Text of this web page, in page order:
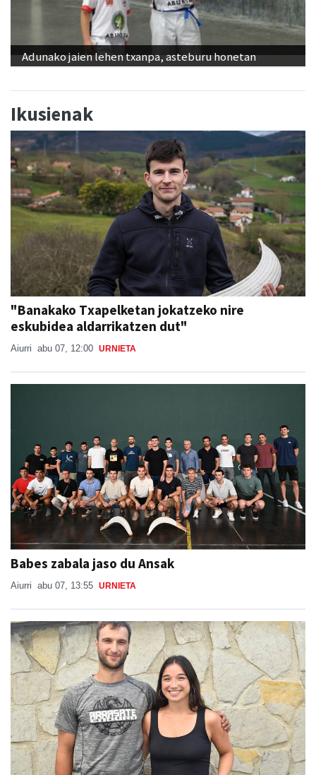
Adunako jaien lehen txanpa, asteburu honetan
Ikusienak
"Banakako Txapelketan jokatzeko nire
eskubidea aldarrikatzen dut"
Aiurri abu 07, 12:00 URNIETA
Babes zabala jaso du Ansak
Aiurri abu 07, 13:55 URNIETA